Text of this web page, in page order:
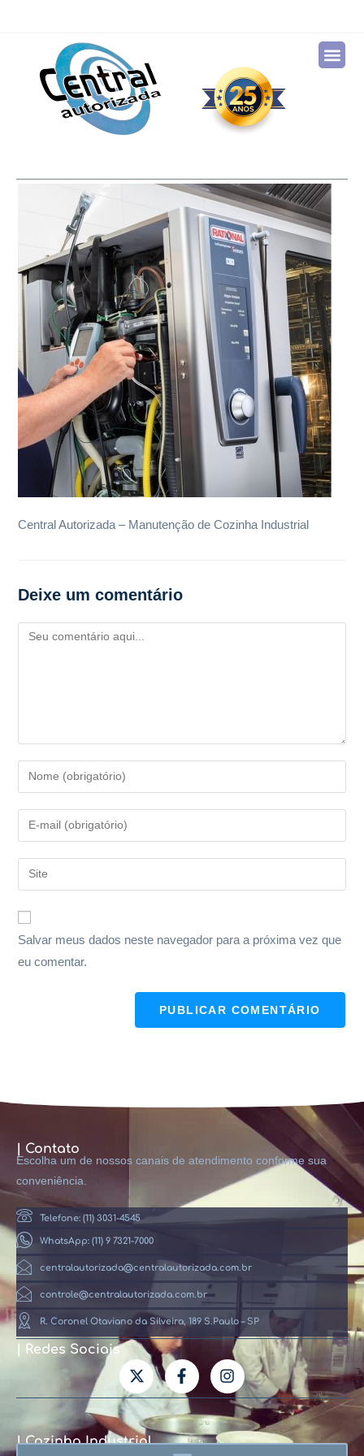
Central Autorizada – Manutenção de Cozinha Industrial
Deixe um comentário
Salvar meus dados neste navegador para a próxima vez que
eu comentar.
| Contato
Escolha um de nossos canais de atendimento conforme sua
conveniência.
Telefone: (11) 3031-4545
WhatsApp: (11) 9 7321-7000
centralautorizada@centralautorizada.com.br
controle@centralautorizada.com.br
R. Coronel Otaviano da Silveira, 189 S.Paulo – SP
| Redes Sociais
| Cozinha Industrial